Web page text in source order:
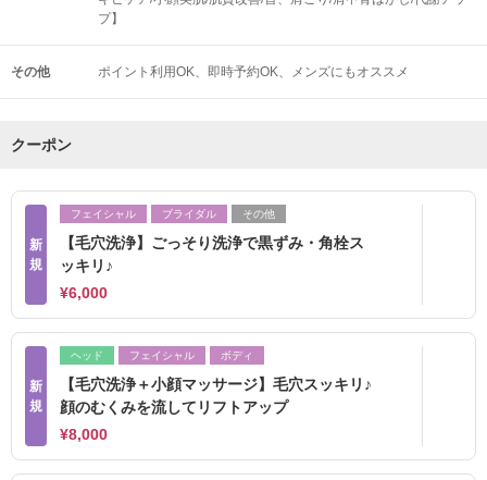
プ】
その他 ポイント利用OK 即時予約OK メンズにもオススメ
クーポン
新
規
フェイシャル ブライダル その他
【毛穴洗浄】ごっそり洗浄で黒ずみ・角栓ス
ッキリ♪
¥6,000
新
規
ヘッド フェイシャル ボディ
【毛穴洗浄＋小顔マッサージ】毛穴スッキリ♪
顔のむくみを流してリフトアップ
¥8,000